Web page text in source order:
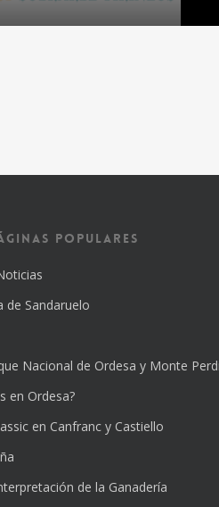
Populares
de Sandaruelo
Nacional de Ordesa y Monte
en Ordesa?
en Canfranc y Castiello
de la Ganadería